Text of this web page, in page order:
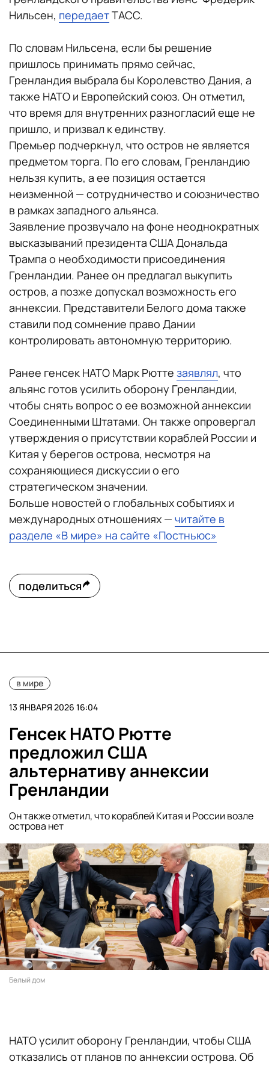
Нильсен, передаетТАСС.
По словам Нильсена, если бы решение
пришлось принимать прямо сейчас,
Гренландия выбрала бы Королевство Дания, а
также НАТО и Европейский союз. Он отметил,
что время для внутренних разногласий еще не
пришло, и призвал к единству.
Премьер подчеркнул, что остров не является
предметом торга. По его словам, Гренландию
нельзя купить, а ее позиция остается
неизменной — сотрудничество и союзничество
в рамках западного альянса.
Заявление прозвучало на фоне неоднократных
высказываний президента США Дональда
Трампа о необходимости присоединения
Гренландии. Ранее он предлагал выкупить
остров, а позже допускал возможность его
аннексии. Представители Белого дома также
ставили под сомнение право Дании
контролировать автономную территорию.
Ранее генсек НАТО Марк Рютте заявлял, что
альянс готов усилить оборону Гренландии,
чтобы снять вопрос о ее возможной аннексии
Соединенными Штатами. Он также опровергал
утверждения о присутствии кораблей России и
Китая у берегов острова, несмотря на
сохраняющиеся дискуссии о его
стратегическом значении.
Больше новостей о глобальных событиях и
международных отношениях — читайте в
разделе «В мире» на сайте «Постньюс»
поделиться
в мире
13 ЯНВАРЯ 2026 16:04
Генсек НАТО Рютте
предложил США
альтернативу аннексии
Гренландии
Он также отметил, что кораблей Китая и России возле
острова нет
Белый дом
НАТО усилит оборону Гренландии, чтобы США
отказались от планов по аннексии острова. Об